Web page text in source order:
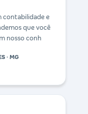
contabilidade e
que você
nosso conh
· MG